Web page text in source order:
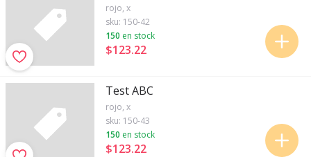
rojo, x
sku: 150-42
150 en stock
$123.22
Test ABC
rojo, x
sku: 150-43
150 en stock
$123.22